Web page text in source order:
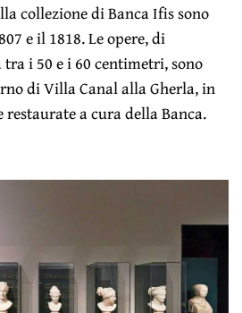
collezione di Banca Ifis sono
e il 1818. Le opere, di
i 50 e i 60 centimetri, sono
di Villa Canal alla Gherla, in
a cura della Banca.